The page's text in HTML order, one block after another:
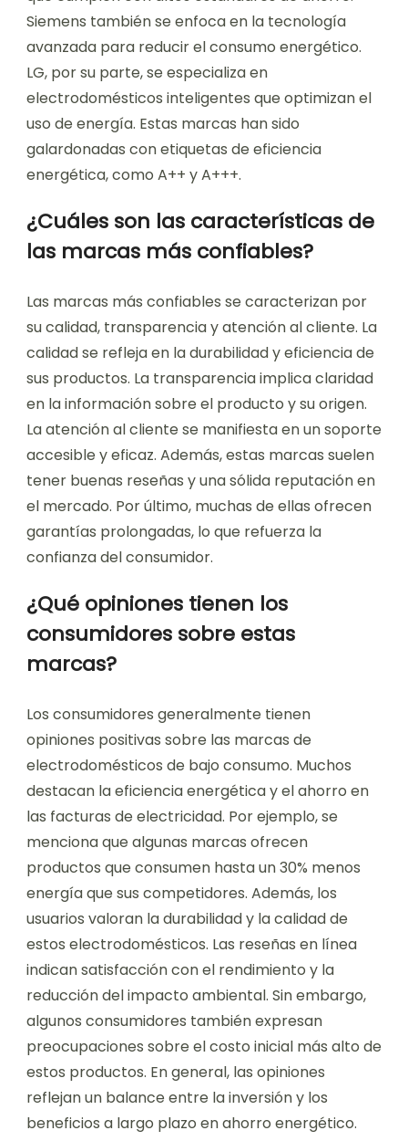
Siemens también se enfoca en la tecnología
avanzada para reducir el consumo energético.
LG, por su parte, se especializa en
electrodomésticos inteligentes que optimizan el
uso de energía. Estas marcas han sido
galardonadas con etiquetas de eficiencia
energética, como A++ y A+++.
¿Cuáles son las características de
las marcas más confiables?
Las marcas más confiables se caracterizan por
su calidad, transparencia y atención al cliente. La
calidad se refleja en la durabilidad y eficiencia de
sus productos. La transparencia implica claridad
en la información sobre el producto y su origen.
La atención al cliente se manifiesta en un soporte
accesible y eficaz. Además, estas marcas suelen
tener buenas reseñas y una sólida reputación en
el mercado. Por último, muchas de ellas ofrecen
garantías prolongadas, lo que refuerza la
confianza del consumidor.
¿Qué opiniones tienen los
consumidores sobre estas
marcas?
Los consumidores generalmente tienen
opiniones positivas sobre las marcas de
electrodomésticos de bajo consumo. Muchos
destacan la eficiencia energética y el ahorro en
las facturas de electricidad. Por ejemplo, se
menciona que algunas marcas ofrecen
productos que consumen hasta un 30% menos
energía que sus competidores. Además, los
usuarios valoran la durabilidad y la calidad de
estos electrodomésticos. Las reseñas en línea
indican satisfacción con el rendimiento y la
reducción del impacto ambiental. Sin embargo,
algunos consumidores también expresan
preocupaciones sobre el costo inicial más alto de
estos productos. En general, las opiniones
reflejan un balance entre la inversión y los
beneficios a largo plazo en ahorro energético.